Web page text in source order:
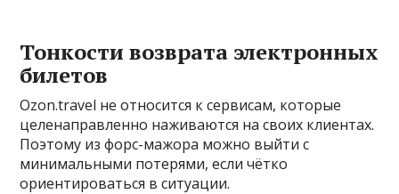
Тонкости возврата электронных
билетов
Ozon.travel не относится к сервисам, которые
целенаправленно наживаются на своих клиентах.
Поэтому из форс-мажора можно выйти с
минимальными потерями, если чётко
ориентироваться в ситуации.